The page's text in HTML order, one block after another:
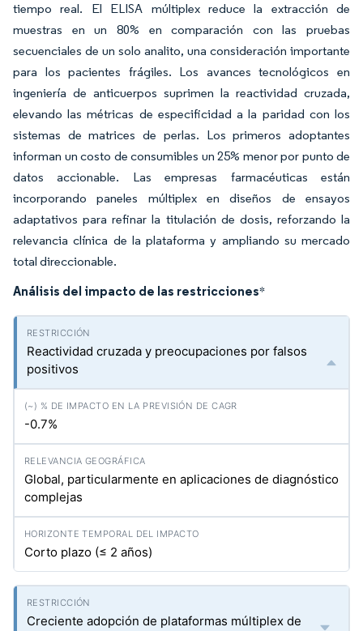
tiempo real. El ELISA múltiplex reduce la extracción de
muestras en un 80% en comparación con las pruebas
secuenciales de un solo analito, una consideración importante
para los pacientes frágiles. Los avances tecnológicos en
ingeniería de anticuerpos suprimen la reactividad cruzada,
elevando las métricas de especificidad a la paridad con los
sistemas de matrices de perlas. Los primeros adoptantes
informan un costo de consumibles un 25% menor por punto de
datos accionable. Las empresas farmacéuticas están
incorporando paneles múltiplex en diseños de ensayos
adaptativos para refinar la titulación de dosis, reforzando la
relevancia clínica de la plataforma y ampliando su mercado
total direccionable.
Análisis del impacto de las restricciones*
Reactividad cruzada y preocupaciones por falsos
positivos
-0.7%
Global, particularmente en aplicaciones de diagnóstico
complejas
Corto plazo (≤ 2 años)
Creciente adopción de plataformas múltiplex de